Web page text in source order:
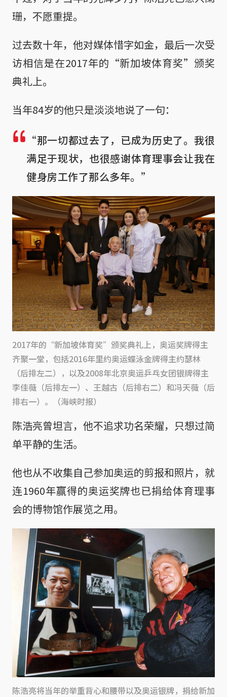
珊，不愿重提。
过去数十年，他对媒体惜字如金，最后一次受
访相信是在2017年的“新加坡体育奖”颁奖
典礼上。
当年84岁的他只是淡淡地说了一句：
“那一切都过去了，已成为历史了。我很
满足于现状，也很感谢体育理事会让我在
健身房工作了那么多年。”
2017年的“新加坡体育奖”颁奖典礼上，奥运奖牌得主
齐聚一堂，包括2016年里约奥运蝶泳金牌得主约瑟林
（后排左二），以及2008年北京奥运乒乓女团银牌得主
李佳薇（后排左一）、王越古（后排右二）和冯天薇（后
排右一）。（海峡时报）
陈浩亮曾坦言，他不追求功名荣耀，只想过简
单平静的生活。
他也从不收集自己参加奥运的剪报和照片，就
连1960年赢得的奥运奖牌也已捐给体育理事
会的博物馆作展览之用。
陈浩亮将当年的举重背心和腰带以及奥运银牌，捐给新加